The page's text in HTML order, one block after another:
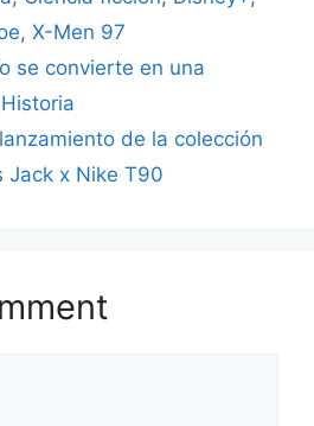
, X-Men 97
se convierte en una
de la colección
Jack x Nike T90